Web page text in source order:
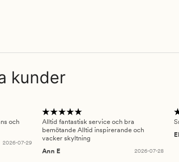
kunder
och
2026-07-29
Alltid fantastisk service och bra
bemötande Alltid inspirerande och
vacker skyltning
Ann E
2026-07-28